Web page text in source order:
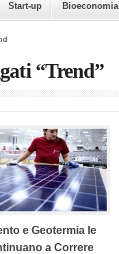
Start-up Bioeconomia
“Trend”
e Geotermia le
a Correre